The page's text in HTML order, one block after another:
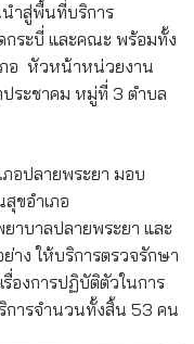
นำสู่พื้นที่บริการ
กระบี่ และคณะ พร้อมทั้ง
ภอ หัวหน้าหน่วยงาน
ระชาคม หมู่ที่ 3 ตำบล
ภอปลายพระยา มอบ
ขอำเภอ
าบาลปลายพระยา และ
าง ให้บริการตรวจรักษา
องการปฏิบัติตัวในการ
การจำนวนทั้งสิ้น 53 คน